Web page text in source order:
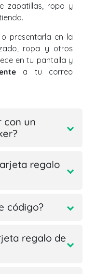
zapatillas, ropa y
presentarla en la
ropa y otros
en tu pantalla y
a tu correo
con un
regalo
código?
regalo de